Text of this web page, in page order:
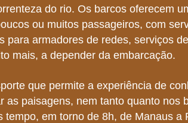
do rio. Os barcos oferecem
ou muitos passageiros, com
para armadores de redes, serviços
mais, a depender da embarcação.
que permite a experiência de
as paisagens, nem tanto quanto nos
tempo, em torno de 8h, de Manaus a